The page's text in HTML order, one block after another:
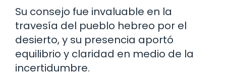
Su consejo fue invaluable en la
travesía del pueblo hebreo por el
desierto, y su presencia aportó
equilibrio y claridad en medio de la
incertidumbre.